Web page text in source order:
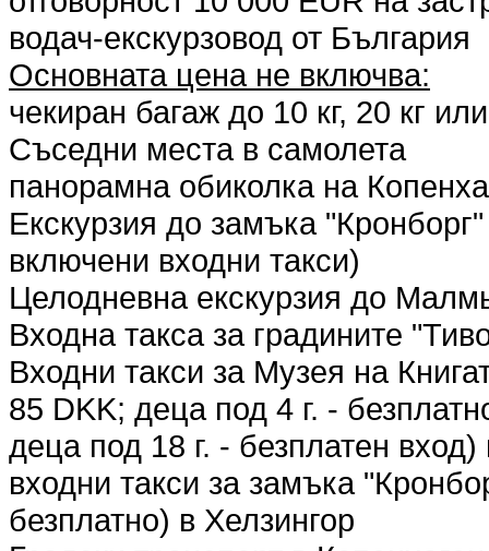
водач-екскурзовод от България
Основната цена не включва:
чекиран багаж до 10 кг, 20 кг
Съседни места в самолета
панорамна обиколка на
Екскурзия до замъка
включени входни такси)
Целодневна екскурзия до
Входна такса за градините
Входни такси за Музея на
85 DKK; деца под 4 г. -
деца под 18 г. - безплатен вход)
входни такси за замъка
безплатно) в Хелзингор